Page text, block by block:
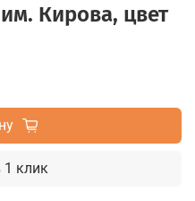
Кирова, цвет
1 клик